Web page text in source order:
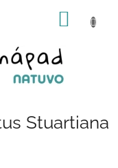
Stuartiana